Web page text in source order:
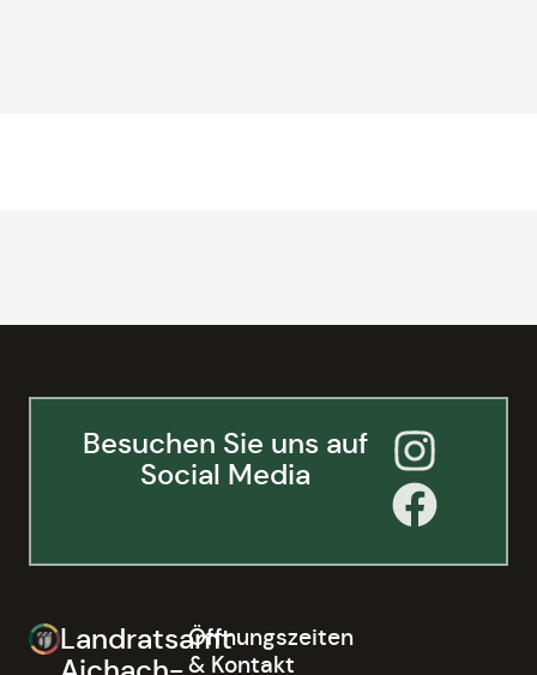
Besuchen Sie uns auf
Social Media
LandratsamtÖffnungszeiten
& Kontakt